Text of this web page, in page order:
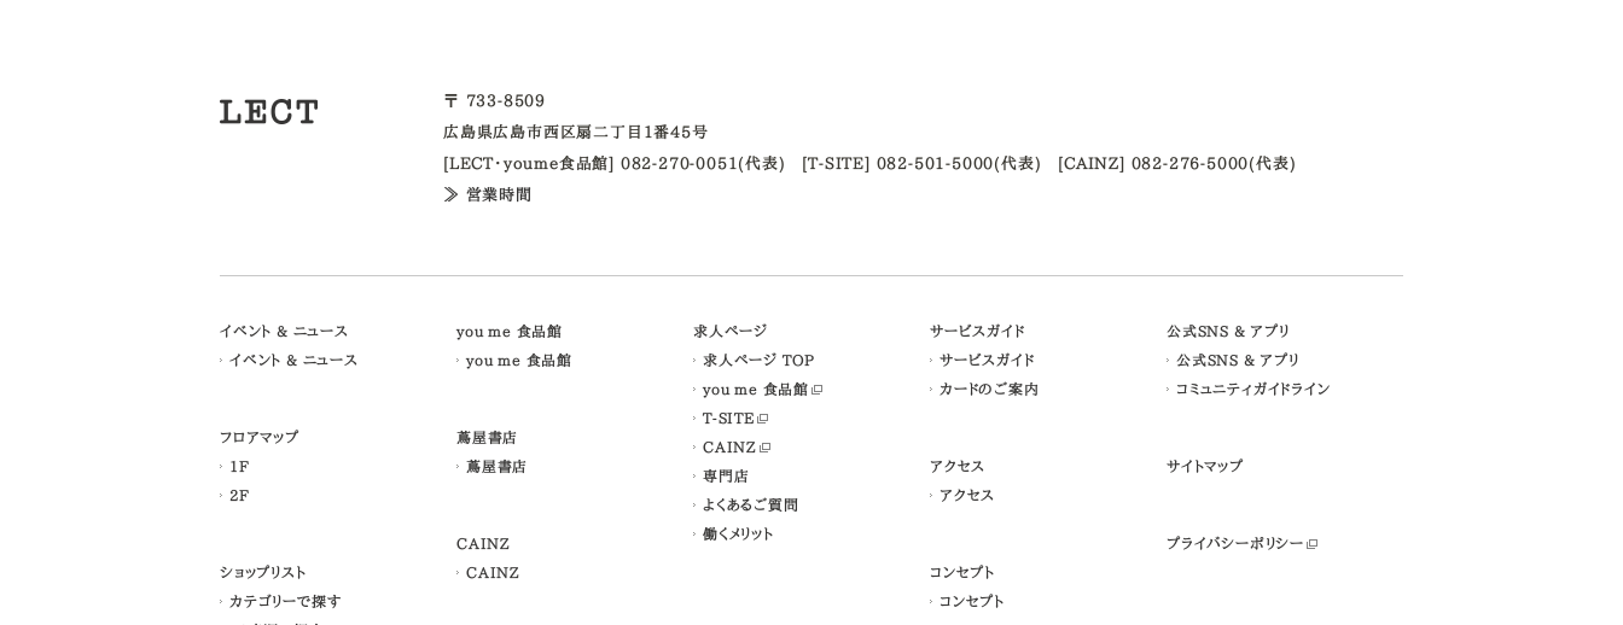
〒 733-8509
広島県広島市西区扇二丁目1番45号
[LECT・youme食品館] 082-270-0051(代表)
[T-SITE] 082-501-5000(代表)
[CAINZ] 082-276-5000(代表)
≫ 営業時間
イベント & ニュース
イベント & ニュース
フロアマップ
1F
2F
ショップリスト
カテゴリーで探す
you me 食品館
you me 食品館
蔦屋書店
蔦屋書店
CAINZ
CAINZ
求人ページ
求人ページ TOP
you me 食品館
T-SITE
CAINZ
専門店
よくあるご質問
働くメリット
サービスガイド
サービスガイド
カードのご案内
アクセス
アクセス
コンセプト
コンセプト
公式SNS & アプリ
公式SNS & アプリ
コミュニティガイドライン
サイトマップ
プライバシーポリシー